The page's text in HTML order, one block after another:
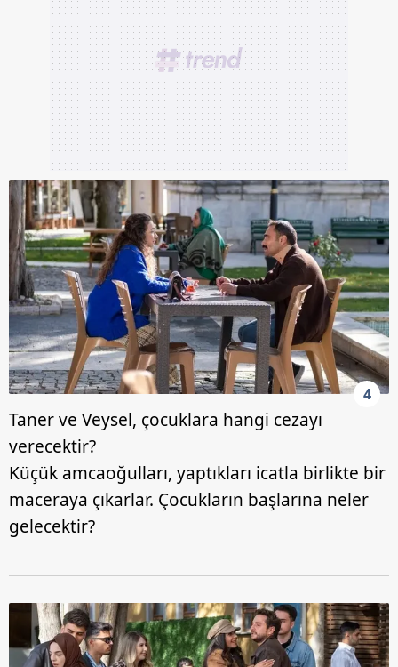
6698 sayılı Kişisel Verilerin Korunması Kanunu uyarınca
hazırlanmış Aydınlatma Metnimizi okumak ve sitemizde
ilgili mevzuata uygun olarak kullanılan çerezlerle ilgili bilgi
almak için lütfentıklayınız .
4
Taner ve Veysel, çocuklara hangi cezayı
verecektir?
Küçük amcaoğulları, yaptıkları icatla birlikte bir
maceraya çıkarlar. Çocukların başlarına neler
gelecektir?